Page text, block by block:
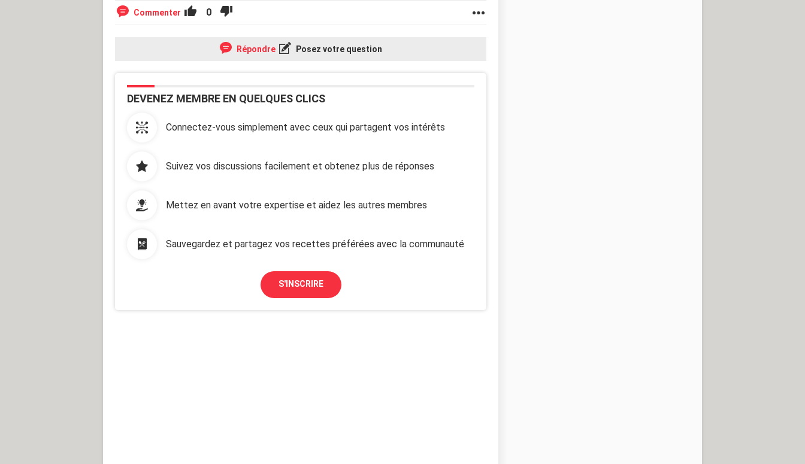
Commenter 0
Répondre Posez votre question
DEVENEZ MEMBRE EN QUELQUES CLICS
Connectez-vous simplement avec ceux qui partagent vos intérêts
Suivez vos discussions facilement et obtenez plus de réponses
Mettez en avant votre expertise et aidez les autres membres
Sauvegardez et partagez vos recettes préférées avec la communauté
S'INSCRIRE